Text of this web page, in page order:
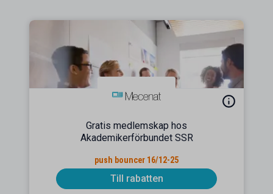
Gratis medlemskap hos
Akademikerförbundet SSR
push bouncer 16/12-25
Till rabatten